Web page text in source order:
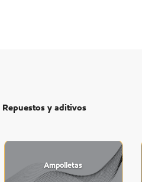
Repuestos y aditivos
Ampolletas